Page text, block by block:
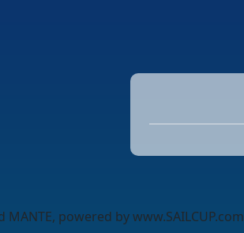
MANTE, powered by www.SAILCUP.com